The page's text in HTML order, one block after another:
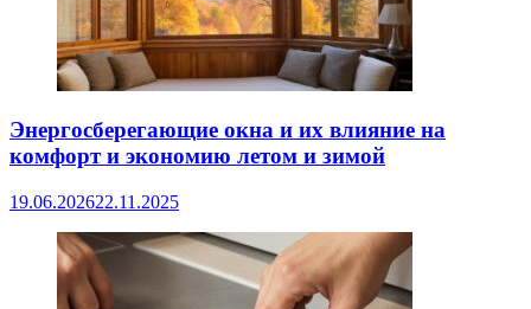
Энергосберегающие окна и их влияние на
комфорт и экономию летом и зимой
19.06.202622.11.2025